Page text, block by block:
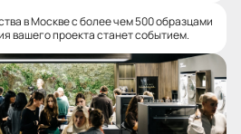
в Москве с более чем 500 образцами
вашего проекта станет событием.